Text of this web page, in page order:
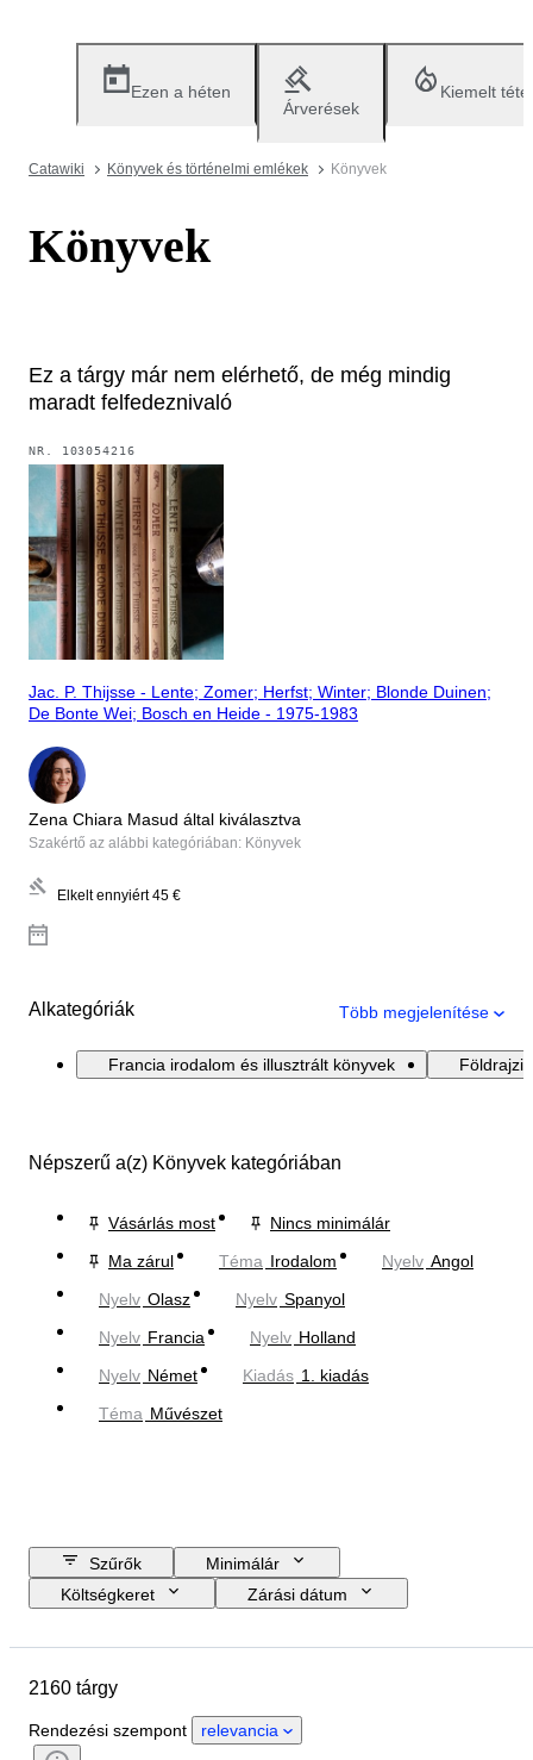
Ezen a héten
Árverések
Kiemelt
Catawiki Könyvek és történelmi emlékek Könyvek
Könyvek
Ez a tárgy már nem elérhető, de még mindig
maradt felfedeznivaló
NR. 103054216
Jac. P. Thijsse - Lente; Zomer; Herfst; Winter; Blonde Duinen;
De Bonte Wei; Bosch en Heide - 1975-1983
Zena Chiara Masud által kiválasztva
Szakértő az alábbi kategóriában: Könyvek
Elkelt ennyiért 45 €
Alkategóriák Több megjelenítése
Francia irodalom és illusztrált könyvek Földrajzi
Népszerű a(z) Könyvek kategóriában
Vásárlás most
Nincs minimálár
Ma zárul
Téma Irodalom Nyelv Angol
Nyelv Olasz Nyelv Spanyol
Nyelv Francia Nyelv Holland
Nyelv Német Kiadás 1. kiadás
Téma Művészet
Szűrők
Minimálár
Költségkeret
Zárási dátum
Állapot
Stílus
Aláírás
Kötés
2160 tárgy
Rendezési szempont relevancia